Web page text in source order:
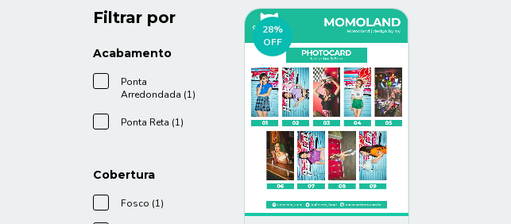
Filtrar por
Acabamento
Ponta
Arredondada (1)
Ponta Reta (1)
Cobertura
Fosco (1)
28%
OFF